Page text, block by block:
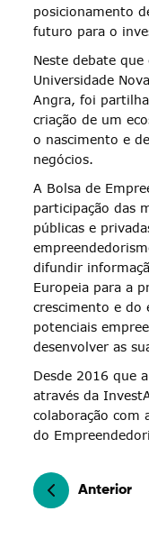
posicionamento
futuro para o
Neste debate
Universidade
Angra, foi
criação de um
o nascimento e
negócios.
A Bolsa de
participação das
públicas e
difundir
Europeia para a
crescimento e do
potenciais
desenvolver as
Desde 2016 que
através da
colaboração com
do
Anterior